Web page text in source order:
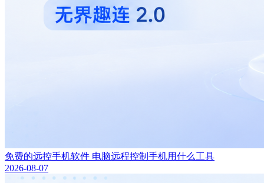
免费的远控手机软件 电脑远程控制手机用什么工具
2026-08-07